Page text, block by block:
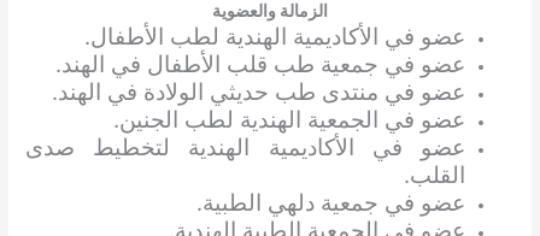
الزمالة والعضوية
عضو في الأكاديمية الهندية لطب الأطفال.
عضو في جمعية طب قلب الأطفال في الهند.
عضو في منتدى طب حديثي الولادة في الهند.
عضو في الجمعية الهندية لطب الجنين.
عضو في الأكاديمية الهندية لتخطيط صدى
القلب.
عضو في جمعية دلهي الطبية.